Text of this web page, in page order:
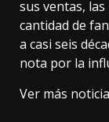
sus ventas,
cantidad de
a casi seis
nota por la
Ver más